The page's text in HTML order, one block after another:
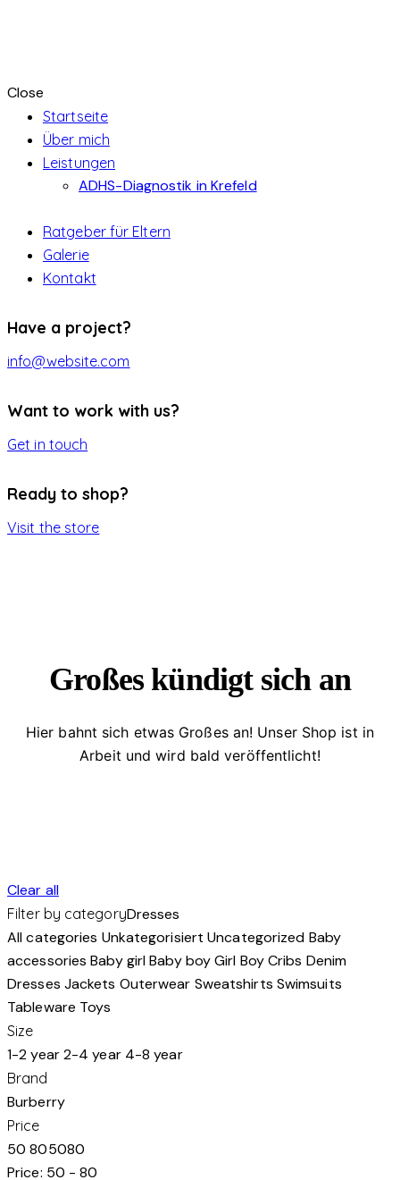
Close
Startseite
Über mich
Leistungen
ADHS-Diagnostik in Krefeld
Ratgeber für Eltern
Galerie
Kontakt
instagramm
Have a project?
info@website.com
Want to work with us?
Get in touch
Ready to shop?
Visit the store
Großes kündigt sich an
Hier bahnt sich etwas Großes an! Unser Shop ist in
Arbeit und wird bald veröffentlicht!
Clear all
Filter by categoryDresses
All categories Unkategorisiert Uncategorized Baby
accessories Baby girl Baby boyGirl BoyCribs Denim
Dresses Jackets Outerwear Sweatshirts Swimsuits
Tableware Toys
Size
1-2 year2-4 year 4-8 year
Brand
Burberry
Price
50 805080
Price: 50 - 80